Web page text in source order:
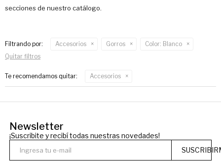
secciones de nuestro catálogo.
Filtrando por: Accesorios Gorros Color: Blanco
Quitar filtros
Te recomendamos quitar: Accesorios
Newsletter
¡Suscribite y recibí todas nuestras novedades!